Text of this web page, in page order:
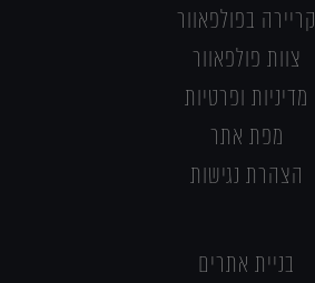
קריירה בפולפאוור
צוות פולפאוור
מדיניות ופרטיות
מפת אתר
הצהרת נגישות
בניית אתרים